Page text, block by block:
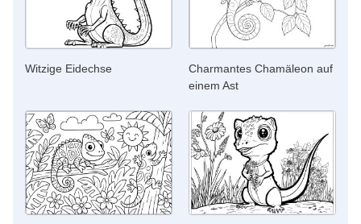
Witzige Eidechse
Charmantes Chamäleon auf
einem Ast